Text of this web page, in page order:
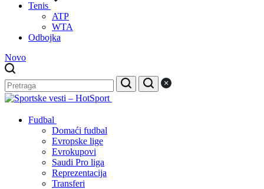
Tenis
ATP
WTA
Odbojka
Novo
Fudbal
Domaći fudbal
Evropske lige
Evrokupovi
Saudi Pro liga
Reprezentacija
Transferi